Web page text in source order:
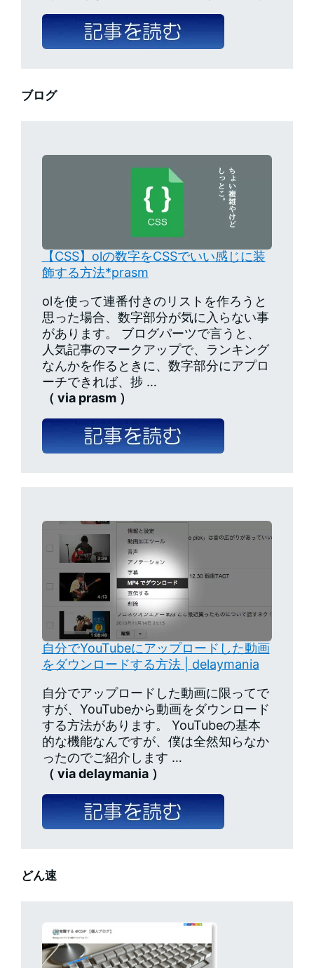
ブログ
【CSS】olの数字をCSSでいい感じに装
飾する方法*prasm
olを使って連番付きのリストを作ろうと
思った場合、数字部分が気に入らない事
があります。 ブログパーツで言うと、
人気記事のマークアップで、ランキング
なんかを作るときに、数字部分にアプロ
ーチできれば、捗 …
（ via prasm ）
自分でYouTubeにアップロードした動画
をダウンロードする方法 | delaymania
自分でアップロードした動画に限ってで
すが、YouTubeから動画をダウンロード
する方法があります。 YouTubeの基本
的な機能なんですが、僕は全然知らなか
ったのでご紹介します …
（ via delaymania ）
どん速